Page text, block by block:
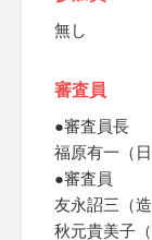
無し
審査員
●審査員長
福原有一（
●審査員
友永詔三（造
秋元貴美子